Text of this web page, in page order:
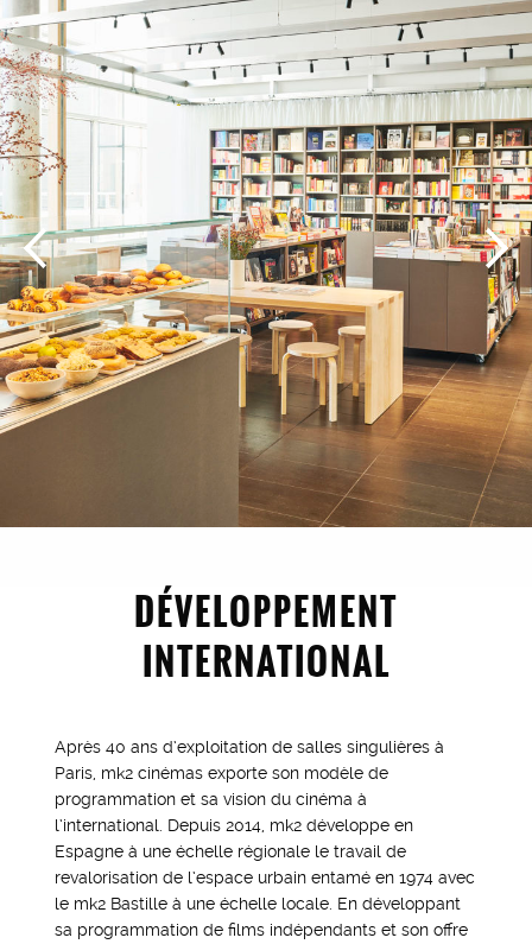
DÉVELOPPEMENT
INTERNATIONAL
Après 40 ans d’exploitation de salles singulières à
Paris, mk2 cinémas exporte son modèle de
programmation et sa vision du cinéma à
l’international. Depuis 2014, mk2 développe en
Espagne à une échelle régionale le travail de
revalorisation de l’espace urbain entamé en 1974 avec
le mk2 Bastille à une échelle locale. En développant
sa programmation de films indépendants et son offre